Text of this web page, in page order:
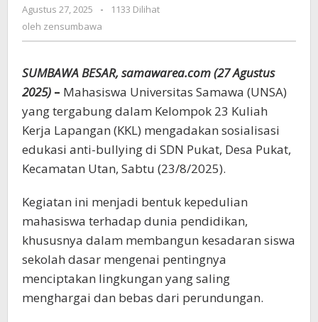
Sekolah
Perundungan
Agustus 27, 2025
oleh
zensumbawa
-
1133 Dilihat
oleh zensumbawa
SUMBAWA BESAR, samawarea.com (27 Agustus
2025) – Mahasiswa Universitas Samawa (UNSA)
yang tergabung dalam Kelompok 23 Kuliah
Kerja Lapangan (KKL) mengadakan sosialisasi
edukasi anti-bullying di SDN Pukat, Desa Pukat,
Kecamatan Utan, Sabtu (23/8/2025).
Kegiatan ini menjadi bentuk kepedulian
mahasiswa terhadap dunia pendidikan,
khususnya dalam membangun kesadaran siswa
sekolah dasar mengenai pentingnya
menciptakan lingkungan yang saling
menghargai dan bebas dari perundungan.